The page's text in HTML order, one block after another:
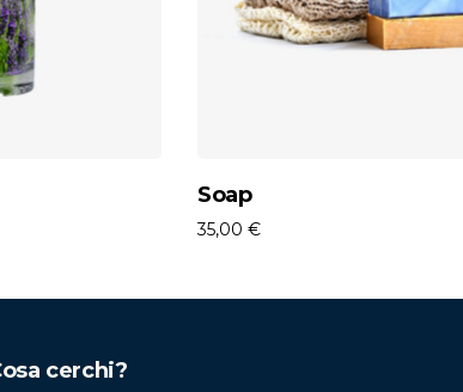
Soap
35,00 €
cerchi?